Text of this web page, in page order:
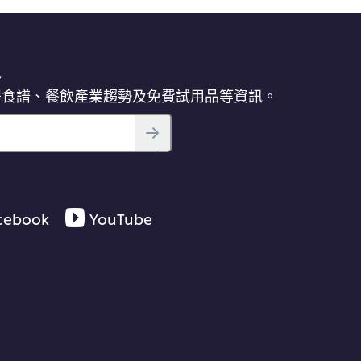
譜、餐飲產業趨勢及免費試用品等資訊。
YouTube